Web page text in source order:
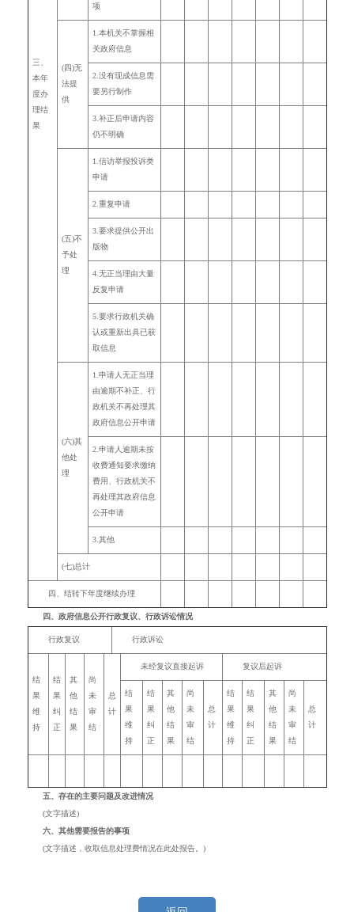
三、
本年
度办
理结
果
项
(四)无
法提
供
1. 本机关不掌握相
关政府信息
2. 没有现成信息需
要另行制作
3. 补正后申请内容
仍不明确
(五)不
予处
理
1. 信访举报投诉类
申请
2. 重复申请
3. 要求提供公开出
版物
4. 无正当理由大量
反复申请
5. 要求行政机关确
认或重新出具已获
取信息
(六)其
他处
理
1. 申请人无正当理
由逾期不补正、行
政机关不再处理其
政府信息公开申请
2. 申请人逾期未按
收费通知要求缴纳
费用、行政机关不
再处理其政府信息
公开申请
3. 其他
(七)总计
四、结转下年度继续办理
四、政府信息公开行政复议、行政诉讼情况
行政复议 行政诉讼
结
果
维
持
结
果
纠
正
其
他
结
果
尚
未
审
结
总
计
未经复议直接起诉 复议后起诉
结
果
维
持
结
果
纠
正
其
他
结
果
尚
未
审
结
总
计
结
果
维
持
结
果
纠
正
其
他
结
果
尚
未
审
结
总
计
五、存在的主要问题及改进情况
(文字描述)
六、其他需要报告的事项
(文字描述，收取信息处理费情况在此处报告。)